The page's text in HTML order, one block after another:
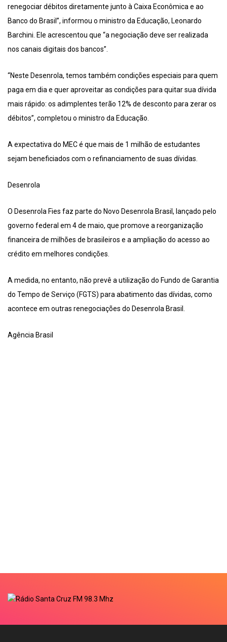
renegociar débitos diretamente junto à Caixa Econômica e ao
Banco do Brasil”, informou o ministro da Educação, Leonardo
Barchini. Ele acrescentou que “a negociação deve ser realizada
nos canais digitais dos bancos”.
“Neste Desenrola, temos também condições especiais para quem
paga em dia e quer aproveitar as condições para quitar sua dívida
mais rápido: os adimplentes terão 12% de desconto para zerar os
débitos”, completou o ministro da Educação.
A expectativa do MEC é que mais de 1 milhão de estudantes
sejam beneficiados com o refinanciamento de suas dívidas.
Desenrola
O Desenrola Fies faz parte do Novo Desenrola Brasil, lançado pelo
governo federal em 4 de maio, que promove a reorganização
financeira de milhões de brasileiros e a ampliação do acesso ao
crédito em melhores condições.
A medida, no entanto, não prevê a utilização do Fundo de Garantia
do Tempo de Serviço (FGTS) para abatimento das dívidas, como
acontece em outras renegociações do Desenrola Brasil.
Agência Brasil